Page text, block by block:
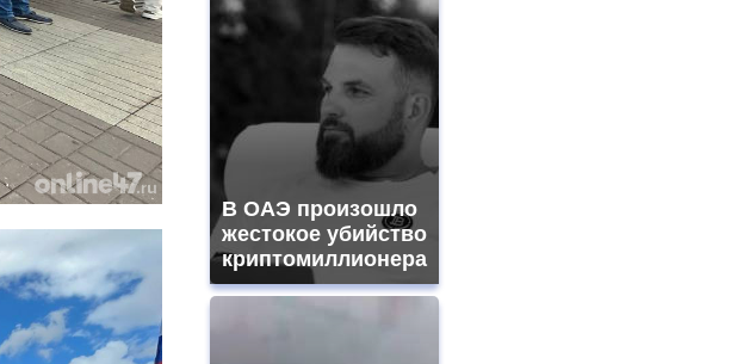
В ОАЭ произошло
жестокое убийство
криптомиллионера